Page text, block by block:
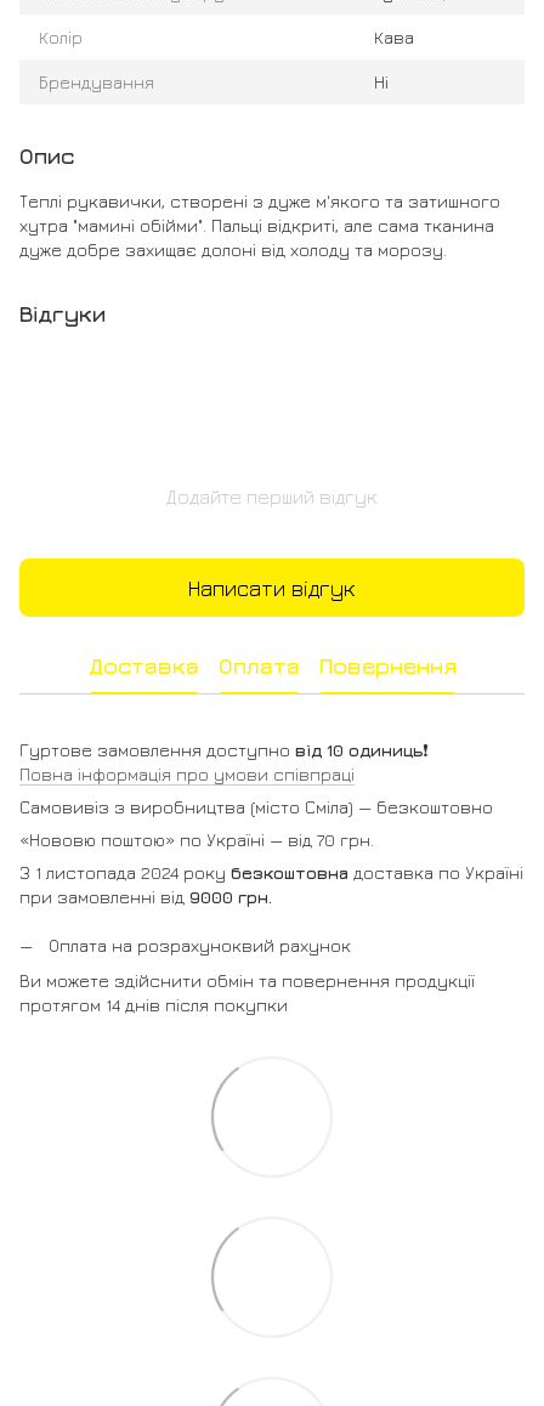
Колір Кава
Брендування Ні
Опис
Теплі рукавички, створені з дуже м'якого та затишного
хутра "мамині обійми". Пальці відкриті, але сама тканина
дуже добре захищає долоні від холоду та морозу.
Відгуки
Додайте перший відгук
Написати відгук
Доставка Оплата Повернення
Гуртове замовлення доступно від 10 одиниць❗️
Повна інформація про умови співпраці
Самовивіз з виробництва (місто Сміла) — безкоштовно
«Нововю поштою» по Україні — від 70 грн.
З 1 листопада 2024 року безкоштовна доставка по Україні
при замовленні від 9000 грн.
Оплата на розрахуноквий рахунок
Ви можете здійснити обмін та повернення продукції
протягом 14 днів після покупки